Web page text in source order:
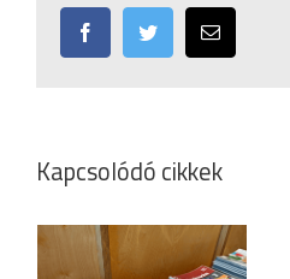
FacebookTwitter Email:
Kapcsolódó cikkek